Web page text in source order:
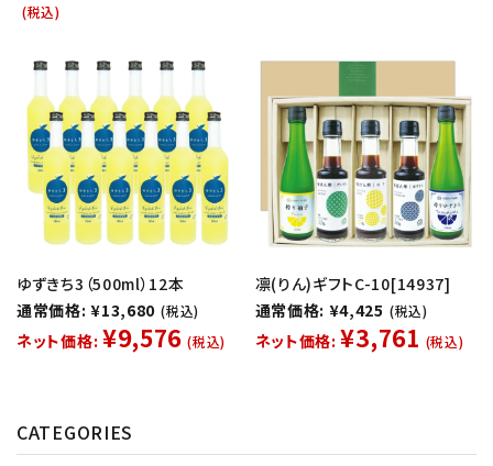
(税込)
ゆずきち3（500ml）12本
通常価格: ¥13,680 (税込)
ネット価格: ¥9,576 (税込)
凛(りん)ギフトC-10[14937]
通常価格: ¥4,425 (税込)
ネット価格: ¥3,761 (税込)
CATEGORIES